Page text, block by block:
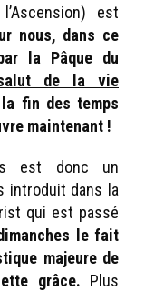
est
nous, dans ce
la Pâque du
de la vie
fin des temps
maintenant !
est donc un
introduit dans la
qui est passé
le fait
majeure de
grâce. Plus